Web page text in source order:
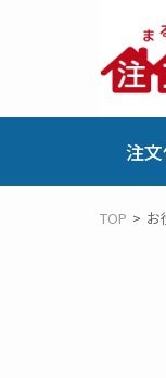
注
TOP お